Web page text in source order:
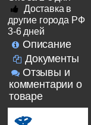
Доставка в
другие города РФ
3-6 дней
Описание
Документы
Отзывы и
комментарии о
товаре